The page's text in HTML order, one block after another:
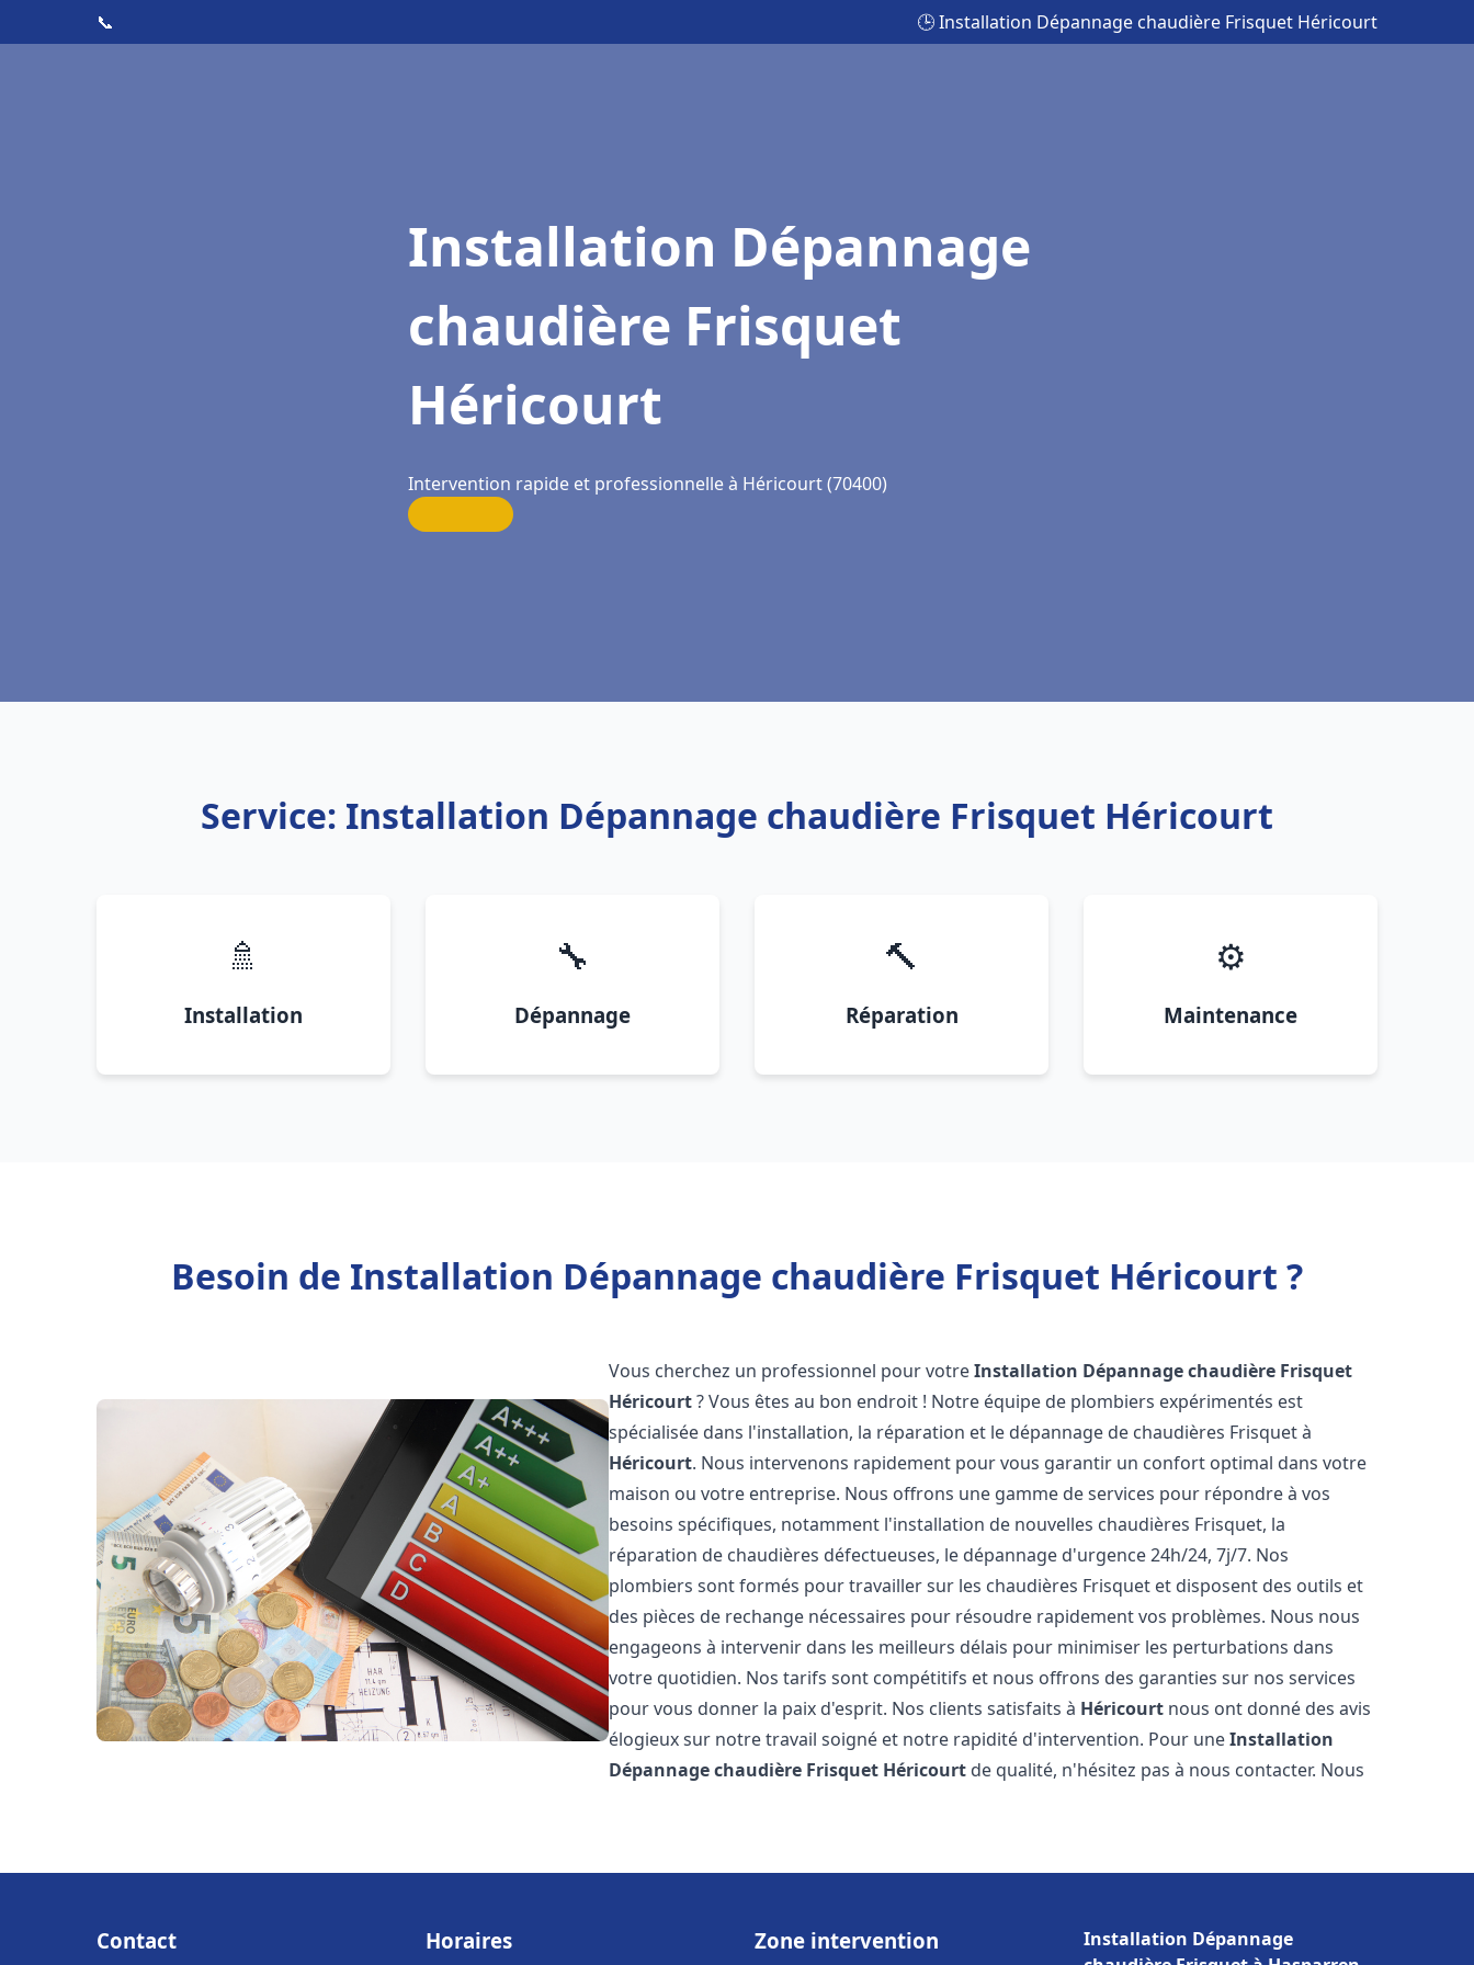
📞 🕒 Installation Dépannage chaudière Frisquet Héricourt
Installation Dépannage
chaudière Frisquet
Héricourt
Intervention rapide et professionnelle à Héricourt (70400)
Service: Installation Dépannage chaudière Frisquet Héricourt
🚿
Installation
🔧
Dépannage
🔨
Réparation
⚙️
Maintenance
Besoin de Installation Dépannage chaudière Frisquet Héricourt ?
Vous cherchez un professionnel pour votreInstallation Dépannage chaudière Frisquet
Héricourt? Vous êtes au bon endroit ! Notre équipe de plombiers expérimentés est
spécialisée dans l'installation, la réparation et le dépannage de chaudières Frisquet à
Héricourt. Nous intervenons rapidement pour vous garantir un confort optimal dans votre
maison ou votre entreprise. Nous offrons une gamme de services pour répondre à vos
besoins spécifiques, notamment l'installation de nouvelles chaudières Frisquet, la
réparation de chaudières défectueuses, le dépannage d'urgence 24h/24, 7j/7. Nos
plombiers sont formés pour travailler sur les chaudières Frisquet et disposent des outils et
des pièces de rechange nécessaires pour résoudre rapidement vos problèmes. Nous nous
engageons à intervenir dans les meilleurs délais pour minimiser les perturbations dans
votre quotidien. Nos tarifs sont compétitifs et nous offrons des garanties sur nos services
pour vous donner la paix d'esprit. Nos clients satisfaits à Héricourt nous ont donné des avis
élogieux sur notre travail soigné et notre rapidité d'intervention. Pour uneInstallation
Dépannage chaudière Frisquet Héricourt de qualité, n'hésitez pas à nous contacter. Nous
Contact Horaires Zone intervention
Installation Dépannage